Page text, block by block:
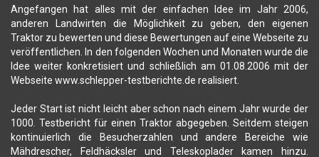
Angefangen hat alles mit der einfachen Idee im Jahr 2006,
anderen Landwirten die Möglichkeit zu geben, den eigenen
Traktor zu bewerten und diese Bewertungen auf eine Webseite zu
veröffentlichen. In den folgenden Wochen und Monaten wurde die
Idee weiter konkretisiert und schließlich am 01.08.2006 mit der
Webseite www.schlepper-testberichte.de realisiert.
Jeder Start ist nicht leicht aber schon nach einem Jahr wurde der
1000. Testbericht für einen Traktor abgegeben. Seitdem steigen
kontinuierlich die Besucherzahlen und andere Bereiche wie
Mähdrescher, Feldhäcksler und Teleskoplader kamen hinzu.